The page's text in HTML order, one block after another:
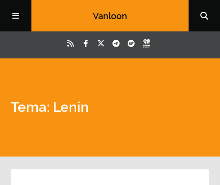
Vanloon
Tema: Lenin